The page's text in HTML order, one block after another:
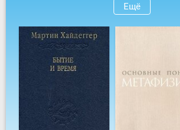
Ещё